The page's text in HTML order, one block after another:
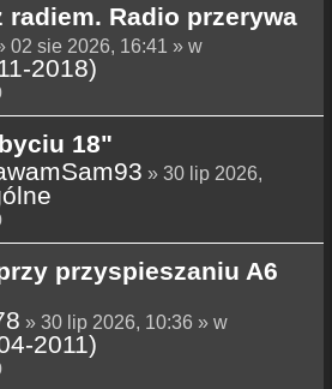
radiem. Radio przerywa
02 sie 2026, 16:41 » w
2018)
18"
» 30 lip 2026,
przyspieszaniu A6
» 30 lip 2026, 10:36 » w
2011)